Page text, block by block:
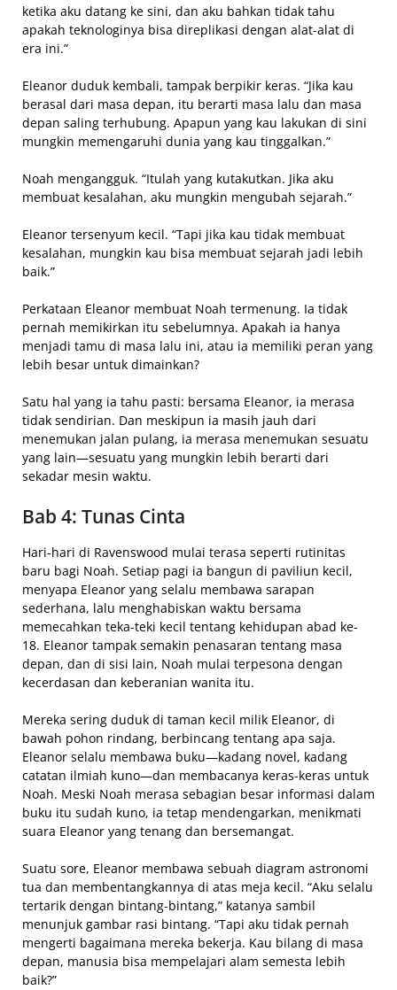
ketika aku datang ke sini, dan aku bahkan tidak tahu
apakah teknologinya bisa direplikasi dengan alat-alat di
era ini.”
Eleanor duduk kembali, tampak berpikir keras. “Jika kau
berasal dari masa depan, itu berarti masa lalu dan masa
depan saling terhubung. Apapun yang kau lakukan di sini
mungkin memengaruhi dunia yang kau tinggalkan.”
Noah mengangguk. “Itulah yang kutakutkan. Jika aku
membuat kesalahan, aku mungkin mengubah sejarah.”
Eleanor tersenyum kecil. “Tapi jika kau tidak membuat
kesalahan, mungkin kau bisa membuat sejarah jadi lebih
baik.”
Perkataan Eleanor membuat Noah termenung. Ia tidak
pernah memikirkan itu sebelumnya. Apakah ia hanya
menjadi tamu di masa lalu ini, atau ia memiliki peran yang
lebih besar untuk dimainkan?
Satu hal yang ia tahu pasti: bersama Eleanor, ia merasa
tidak sendirian. Dan meskipun ia masih jauh dari
menemukan jalan pulang, ia merasa menemukan sesuatu
yang lain—sesuatu yang mungkin lebih berarti dari
sekadar mesin waktu.
Bab 4: Tunas Cinta
Hari-hari di Ravenswood mulai terasa seperti rutinitas
baru bagi Noah. Setiap pagi ia bangun di paviliun kecil,
menyapa Eleanor yang selalu membawa sarapan
sederhana, lalu menghabiskan waktu bersama
memecahkan teka-teki kecil tentang kehidupan abad ke-
18. Eleanor tampak semakin penasaran tentang masa
depan, dan di sisi lain, Noah mulai terpesona dengan
kecerdasan dan keberanian wanita itu.
Mereka sering duduk di taman kecil milik Eleanor, di
bawah pohon rindang, berbincang tentang apa saja.
Eleanor selalu membawa buku—kadang novel, kadang
catatan ilmiah kuno—dan membacanya keras-keras untuk
Noah. Meski Noah merasa sebagian besar informasi dalam
buku itu sudah kuno, ia tetap mendengarkan, menikmati
suara Eleanor yang tenang dan bersemangat.
Suatu sore, Eleanor membawa sebuah diagram astronomi
tua dan membentangkannya di atas meja kecil. “Aku selalu
tertarik dengan bintang-bintang,” katanya sambil
menunjuk gambar rasi bintang. “Tapi aku tidak pernah
mengerti bagaimana mereka bekerja. Kau bilang di masa
depan, manusia bisa mempelajari alam semesta lebih
baik?”